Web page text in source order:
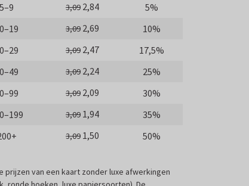
5–9
3,09 2,84
5%
3,09 2,69
10%
3,09 2,47
17,5%
3,09 2,24
25%
3,09 2,09
30%
3,09 1,94
35%
3,09 1,50 50%
prijzen van een kaart zonder luxe afwerkingen